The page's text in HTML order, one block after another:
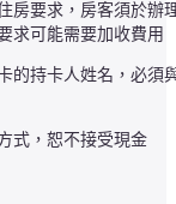
房要求，房客須於辦
求可能需要加收費用
的持卡人姓名，必須
式，恕不接受現金